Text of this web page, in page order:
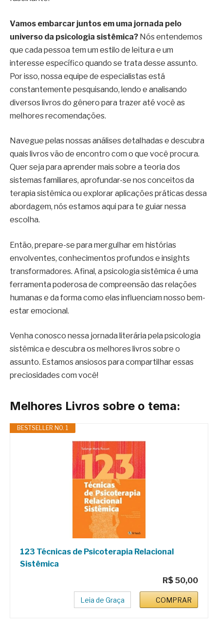
Vamos embarcar juntos em uma jornada pelo
universo da psicologia sistêmica? Nós entendemos
que cada pessoa tem um estilo de leitura e um
interesse específico quando se trata desse assunto.
Por isso, nossa equipe de especialistas está
constantemente pesquisando, lendo e analisando
diversos livros do gênero para trazer até você as
melhores recomendações.
Navegue pelas nossas análises detalhadas e descubra
quais livros vão de encontro com o que você procura.
Quer seja para aprender mais sobre a teoria dos
sistemas familiares, aprofundar-se nos conceitos da
terapia sistêmica ou explorar aplicações práticas dessa
abordagem, nós estamos aqui para te guiar nessa
escolha.
Então, prepare-se para mergulhar em histórias
envolventes, conhecimentos profundos e insights
transformadores. Afinal, a psicologia sistêmica é uma
ferramenta poderosa de compreensão das relações
humanas e da forma como elas influenciam nosso bem-
estar emocional.
Venha conosco nessa jornada literária pela psicologia
sistêmica e descubra os melhores livros sobre o
assunto. Estamos ansiosos para compartilhar essas
preciosidades com você!
Melhores Livros sobre o tema:
BESTSELLER NO. 1
123 Técnicas de Psicoterapia Relacional
Sistêmica
R$ 50,00
Leia de Graça COMPRAR